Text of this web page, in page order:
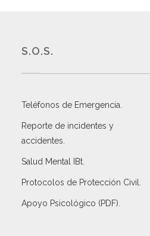
S.O.S.
Teléfonos de Emergencia.
Reporte de incidentes y
accidentes
Salud Mental IBt
Protocolos de Protección Civil
Apoyo Psicológico (PDF)